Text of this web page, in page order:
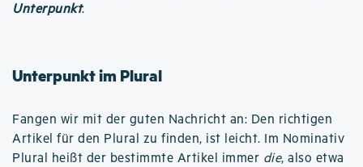
Unterpunkt.
Unterpunkt im Plural
Fangen wir mit der guten Nachricht an: Den richtigen
Artikel für den Plural zu finden, ist leicht. Im Nominativ
Plural heißt der bestimmte Artikel immer die, also etwa